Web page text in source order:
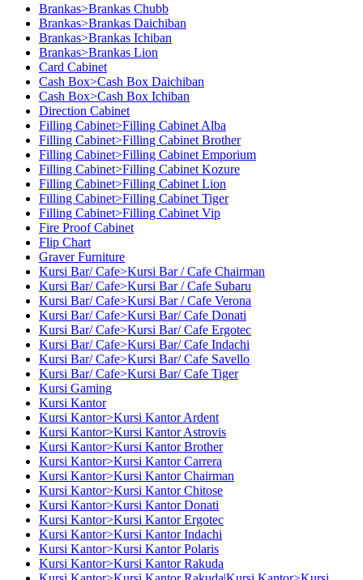
Brankas>Brankas Chubb
Brankas>Brankas Daichiban
Brankas>Brankas Ichiban
Brankas>Brankas Lion
Card Cabinet
Cash Box>Cash Box Daichiban
Cash Box>Cash Box Ichiban
Direction Cabinet
Filling Cabinet>Filling Cabinet Alba
Filling Cabinet>Filling Cabinet Brother
Filling Cabinet>Filling Cabinet Emporium
Filling Cabinet>Filling Cabinet Kozure
Filling Cabinet>Filling Cabinet Lion
Filling Cabinet>Filling Cabinet Tiger
Filling Cabinet>Filling Cabinet Vip
Fire Proof Cabinet
Flip Chart
Graver Furniture
Kursi Bar/ Cafe>Kursi Bar / Cafe Chairman
Kursi Bar/ Cafe>Kursi Bar / Cafe Subaru
Kursi Bar/ Cafe>Kursi Bar / Cafe Verona
Kursi Bar/ Cafe>Kursi Bar/ Cafe Donati
Kursi Bar/ Cafe>Kursi Bar/ Cafe Ergotec
Kursi Bar/ Cafe>Kursi Bar/ Cafe Indachi
Kursi Bar/ Cafe>Kursi Bar/ Cafe Savello
Kursi Bar/ Cafe>Kursi Bar/ Cafe Tiger
Kursi Gaming
Kursi Kantor
Kursi Kantor>Kursi Kantor Ardent
Kursi Kantor>Kursi Kantor Astrovis
Kursi Kantor>Kursi Kantor Brother
Kursi Kantor>Kursi Kantor Carrera
Kursi Kantor>Kursi Kantor Chairman
Kursi Kantor>Kursi Kantor Chitose
Kursi Kantor>Kursi Kantor Donati
Kursi Kantor>Kursi Kantor Ergotec
Kursi Kantor>Kursi Kantor Indachi
Kursi Kantor>Kursi Kantor Polaris
Kursi Kantor>Kursi Kantor Rakuda